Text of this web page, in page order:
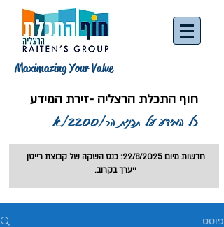
Maximazing Your Value
חוף התכלת הרצליה -זירת המידע
כל המידע על תכנית הר/2200/א
חדשות מיום 22/8/2025: כנס השקה של קבוצת רייטן
ייערך בקרוב.
פוסט